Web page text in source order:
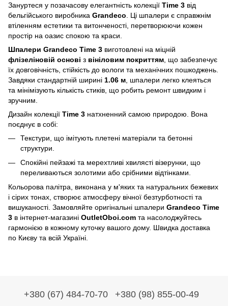
Зануртеся у позачасову елегантність колекції Time 3 від
бельгійського виробника Grandeco . Ці шпалери є справжнім
втіленням естетики та витонченості, перетворюючи кожен
простір на оазис спокою та краси.
Шпалери Grandeco Time 3 виготовлені на міцній
флізеліновій основі з вініловим покриттям , що забезпечує
їх довговічність, стійкість до вологи та механічних пошкоджень.
Завдяки стандартній ширині 1.06 м , шпалери легко клеяться
та мінімізують кількість стиків, що робить ремонт швидким і
зручним.
Дизайн колекції Time 3 натхненний самою природою. Вона
поєднує в собі:
Текстури, що імітують плетені матеріали та бетонні
структури.
Спокійні пейзажі та мерехтливі хвилясті візерунки, що
переливаються золотими або срібними відтінками.
Кольорова палітра, виконана у м'яких та натуральних бежевих
і сірих тонах, створює атмосферу вічної безтурботності та
вишуканості. Замовляйте оригінальні шпалери Grandeco Time
3 в інтернет-магазині OutletOboi.com та насолоджуйтесь
гармонією в кожному куточку вашого дому. Швидка доставка
по Києву та всій Україні.
+380 (67) 484-70-70 +380 (98) 855-00-49